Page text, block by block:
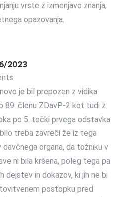
vrste z izmenjavo znanja,
opazovanja.
2023
je bil prepozen z vidika
89. členu ZDavP-2 kot tudi z
po 5. točki prvega odstavka
treba zavreči že iz tega
organa, da tožniku v
ni bila kršena, poleg tega pa
dejstev in dokazov, ki jih ne bi
postopku pred